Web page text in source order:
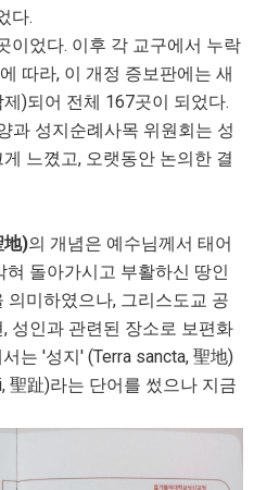
다.
이었다. 이후 각 교구에서 누락
따라, 이 개정 증보판에는 새
)되어 전체 167곳이 되었다.
과 성지순례사목 위원회는 성
느꼈고, 오랫동안 논의한 결
地)의 개념은 예수님께서 태어
돌아가시고 부활하신 땅인
미하였으나, 그리스도교 공
성인과 관련된 장소로 보편화
는 '성지' (Terra sancta, 聖地)
聖趾)라는 단어를 썼으나 지금